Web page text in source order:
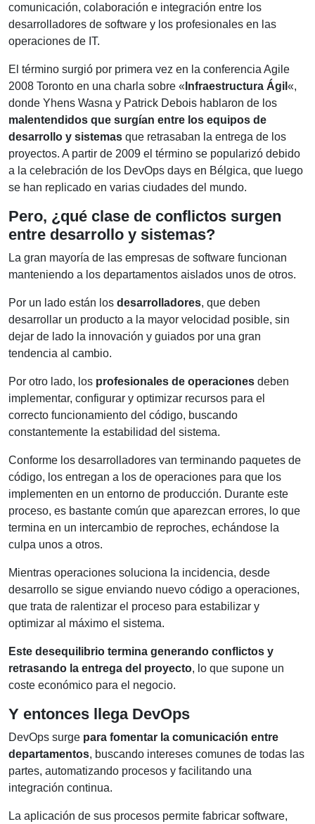
comunicación, colaboración e integración entre los
desarrolladores de software y los profesionales en las
operaciones de IT.
El término surgió por primera vez en la conferencia Agile
2008 Toronto en una charla sobre « Infraestructura Ágil «,
donde Yhens Wasna y Patrick Debois hablaron de los
malentendidos que surgían entre los equipos de
desarrollo y sistemas que retrasaban la entrega de los
proyectos. A partir de 2009 el término se popularizó debido
a la celebración de los DevOps days en Bélgica, que luego
se han replicado en varias ciudades del mundo.
Pero, ¿qué clase de conflictos surgen
entre desarrollo y sistemas?
La gran mayoría de las empresas de software funcionan
manteniendo a los departamentos aislados unos de otros.
Por un lado están los desarrolladores, que deben
desarrollar un producto a la mayor velocidad posible, sin
dejar de lado la innovación y guiados por una gran
tendencia al cambio.
Por otro lado, los profesionales de operaciones deben
implementar, configurar y optimizar recursos para el
correcto funcionamiento del código, buscando
constantemente la estabilidad del sistema.
Conforme los desarrolladores van terminando paquetes de
código, los entregan a los de operaciones para que los
implementen en un entorno de producción. Durante este
proceso, es bastante común que aparezcan errores, lo que
termina en un intercambio de reproches, echándose la
culpa unos a otros.
Mientras operaciones soluciona la incidencia, desde
desarrollo se sigue enviando nuevo código a operaciones,
que trata de ralentizar el proceso para estabilizar y
optimizar al máximo el sistema.
Este desequilibrio termina generando conflictos y
retrasando la entrega del proyecto, lo que supone un
coste económico para el negocio.
Y entonces llega DevOps
DevOps surge para fomentar la comunicación entre
departamentos, buscando intereses comunes de todas las
partes, automatizando procesos y facilitando una
integración continua.
La aplicación de sus procesos permite fabricar software,